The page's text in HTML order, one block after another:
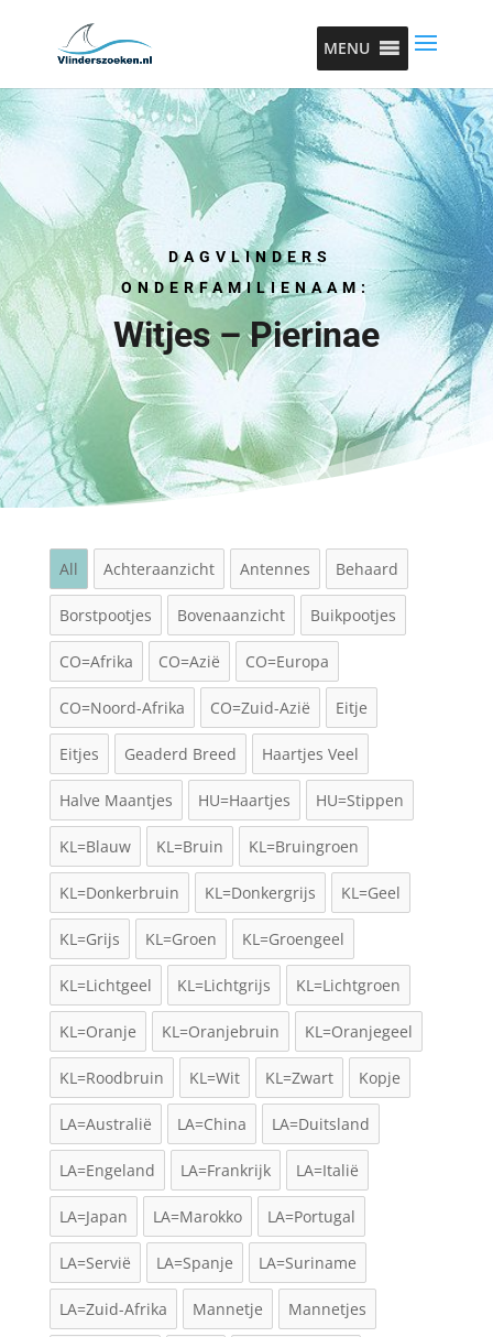
MENU
DAGVLINDERS
ONDERFAMILIENAAM:
Witjes – Pierinae
All Achteraanzicht Antennes Behaard
Borstpootjes Bovenaanzicht Buikpootjes
CO=Afrika CO=Azië CO=Europa
CO=Noord-Afrika CO=Zuid-Azië Eitje
Eitjes Geaderd Breed Haartjes Veel
Halve Maantjes HU=Haartjes HU=Stippen
KL=Blauw KL=Bruin KL=Bruingroen
KL=Donkerbruin KL=Donkergrijs KL=Geel
KL=Grijs KL=Groen KL=Groengeel
KL=Lichtgeel KL=Lichtgrijs KL=Lichtgroen
KL=Oranje KL=Oranjebruin KL=Oranjegeel
KL=Roodbruin KL=Wit KL=Zwart Kopje
LA=Australië LA=China LA=Duitsland
LA=Engeland LA=Frankrijk LA=Italië
LA=Japan LA=Marokko LA=Portugal
LA=Servië LA=Spanje LA=Suriname
LA=Zuid-Afrika Mannetje Mannetjes